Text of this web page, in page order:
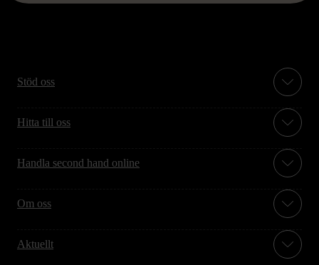
Stöd oss
Hitta till oss
Handla second hand online
Om oss
Aktuellt